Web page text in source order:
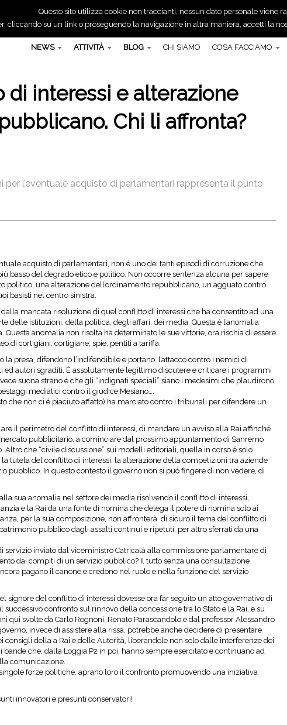
NEWS ATTIVITÀ BLOG CHI SIAMO COSA FACCIAMO
di interessi e alterazione
Chi li affronta?
l’eventuale acquisto di parlamentari rappresenta il punto
acquisto di parlamentari, non é uno dei tanti episodi di corruzione che
basso del degrado etico e politico. Non occorre sentenza alcuna per sapere
politico, una alterazione dell’ordinamento repubblicano, un agguato contro
basisti nel centro sinistra.
mancata risoluzione di quel conflitto di interessi che ha consentito ad una
delle istituzioni, della politica, degli affari, dei media. Questa è l’anomalia
anomalia non risolta ha determinato le sue vittorie, ora rischia di essere
di cortigiani, cortigiane, spie, pentiti a tariffa.
presa, difendono l’indifendibile e portano l’attacco contro i nemici di
ed autori sgraditi. É assolutamente legittimo discutere e criticare i programmi
suona strano é che gli “indignati speciali” siano i medesimi che plaudirono
mediatici contro il giudice Mesiano….
che non ci é piaciuto affatto) ha marciato contro i tribunali per difendere un
il perimetro del conflitto di interessi, di mandare un avviso alla Rai affinché
pubblicitario, a cominciare dal prossimo appuntamento di Sanremo
Altro che “civile discussione” sui modelli editoriali, quella in corso é solo
tutela del conflitto di interessi, la alterazione della competizioni tra aziende
pubblico. In questo contesto il governo non si può fingere di non vedere, di
sua anomalia nel settore dei media risolvendo il conflitto di interessi,
e la Rai da una fonte di nomina che delega il potere di nomina solo ai
per la sua composizione, non affronterà di sicuro il tema del conflitto di
pubblico dagli assalti continui e ripetuti, per altro sferrati da una
servizio inviato dal viceministro Catricalà alla commissione parlamentare di
dai compiti di un servizio pubblico? Il tutto senza una consultazione
pagano il canone e credono nel ruolo e nella funzione del servizio
signore del conflitto di interessi dovesse ora far seguito un atto governativo di
confronto sul rinnovo della concessione tra lo Stato e la Rai, e su
svolte da Carlo Rognoni, Renato Parascandolo e dal professor Alessandro
invece di assistere alla rissa, potrebbe anche decidere di presentare
della a Rai e delle Autorità, liberandole non solo dalle interferenze dei
che, dalla Loggia P2 in poi, hanno sempre esercitato e continuano ad
comunicazione.
forze politiche, aprano loro il confronto promuovendo una iniziativa
innovatori e presunti conservatori!
Questo sito utilizza cookie non traccianti, nessun dato personale viene
cliccando su un link o proseguendo la navigazione in altra maniera, accetti la